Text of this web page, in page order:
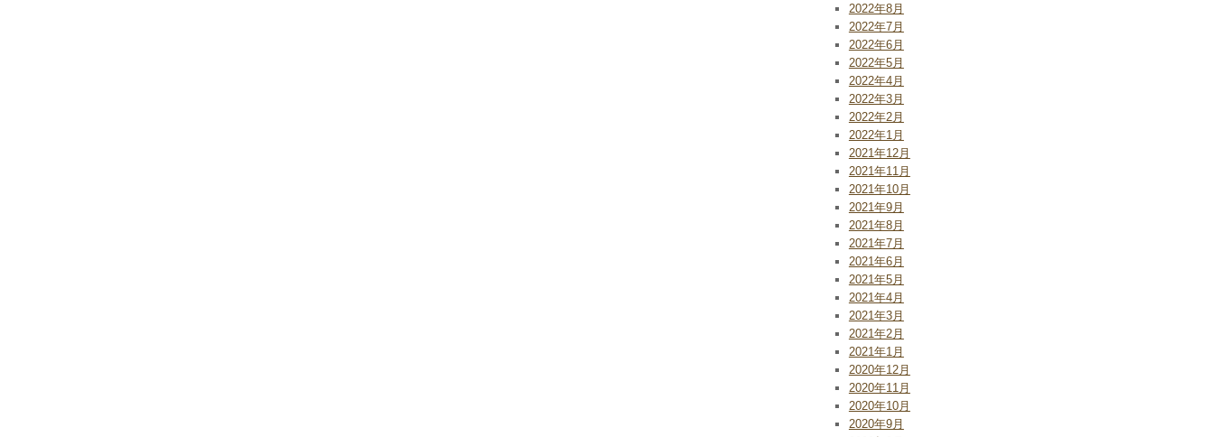
2022年8月
2022年7月
2022年6月
2022年5月
2022年4月
2022年3月
2022年2月
2022年1月
2021年12月
2021年11月
2021年10月
2021年9月
2021年8月
2021年7月
2021年6月
2021年5月
2021年4月
2021年3月
2021年2月
2021年1月
2020年12月
2020年11月
2020年10月
2020年9月